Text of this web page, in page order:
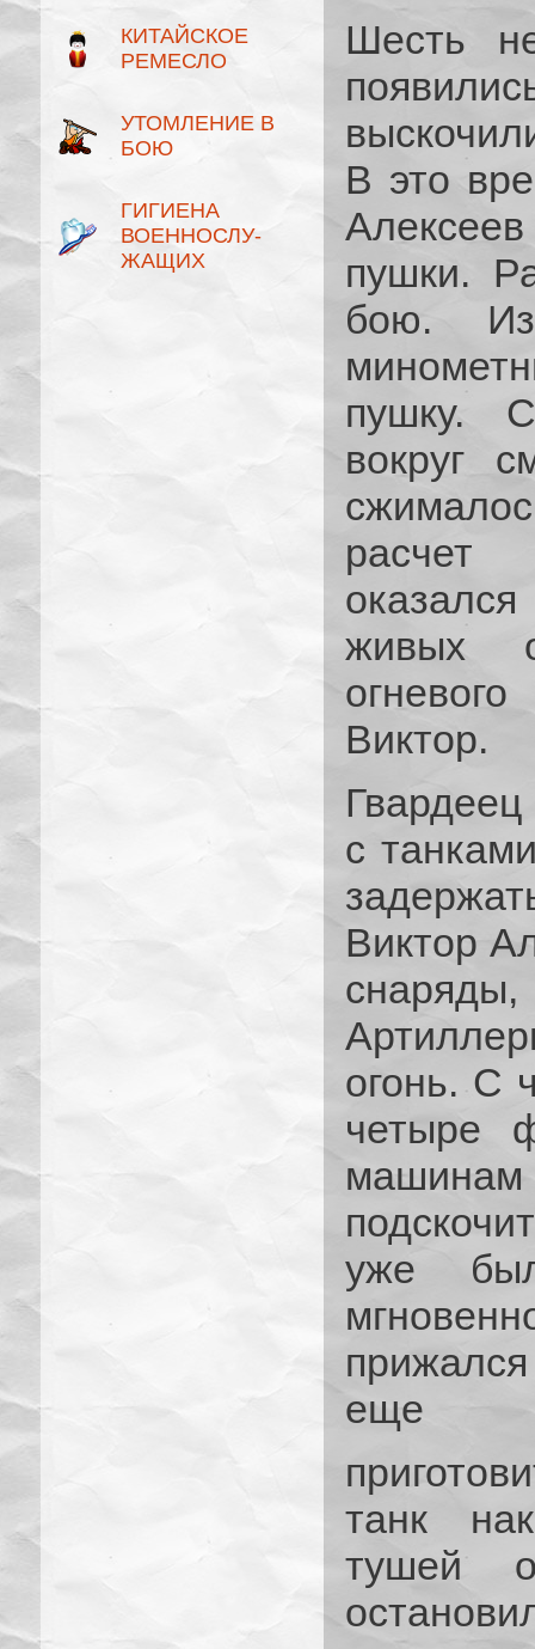
КИТАЙСКОЕ
РЕМЕСЛО
УТОМЛЕНИЕ В
БОЮ
ГИГИЕНА
ВОЕННОСЛУ­
ЖАЩИХ
Шесть
В это
Алексеев
пушки.
бою.
пушку.
вокруг
расчет
живых
Виктор.
с
Виктор
огонь. С
четыре
машинам
уже
еще
танк
тушей